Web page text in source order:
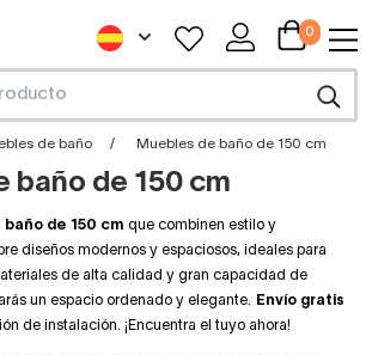
0
de baño Muebles de baño de 150 cm
baño de 150 cm
de 150 cm que combinen estilo y
diseños modernos y espaciosos, ideales para
de alta calidad y gran capacidad de
un espacio ordenado y elegante.
Envío gratis
de instalación. ¡Encuentra el tuyo ahora!